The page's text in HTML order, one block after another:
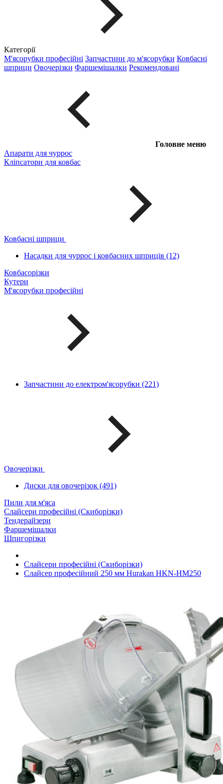
Категорії
М'ясорубки професійні Запчастини до м'ясорубки Ковбасні
шприци Овочерізки Фаршемішалки Рекомендовані
Головне меню
Апарати для чуррос
Кліпсатори для ковбас
Ковбасні шприци
Насадки для чуррос і ковбасних шприців (12)
Ковбасорізки
Кутери
М'ясорубки професійні
Запчастини до електром'ясорубки (221)
Овочерізки
Диски для овочерізок (491)
Пили для м'яса
Слайсери професійні (Скиборізки)
Тендерайзери
Фаршемішалки
Шпигорізки
Слайсери професійні (Скиборізки)
Слайсер професійний 250 мм Hurakan HKN-HM250